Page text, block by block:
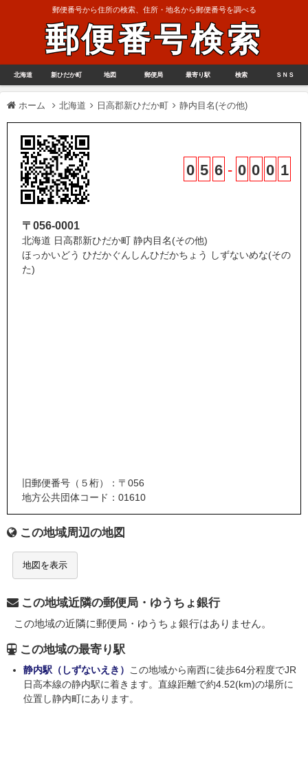
郵便番号から住所の検索、住所・地名から郵便番号を調べる
郵便番号検索
北海道 新ひだか町 地図 郵便局 最寄り駅 検索 ＳＮＳ
ホーム 北海道 日高郡新ひだか町 静内目名(その他)
0 5 6 - 0 0 0 1
〒056-0001
北海道 日高郡新ひだか町 静内目名(その他)
ほっかいどう ひだかぐんしんひだかちょう しずないめな(その
た)
旧郵便番号（５桁）：〒056
地方公共団体コード：01610
この地域周辺の地図
地図を表示
この地域近隣の郵便局・ゆうちょ銀行
この地域の近隣に郵便局・ゆうちょ銀行はありません。
この地域の最寄り駅
静内駅（しずないえき） この地域から南西に徒歩64分程度でJR
日高本線の静内駅に着きます。直線距離で約4.52(km)の場所に
位置し静内町にあります。